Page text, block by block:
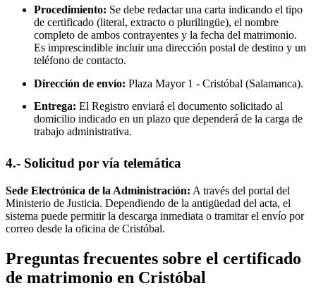
Procedimiento: Se debe redactar una carta indicando el tipo
de certificado (literal, extracto o plurilingüe), el nombre
completo de ambos contrayentes y la fecha del matrimonio.
Es imprescindible incluir una dirección postal de destino y un
teléfono de contacto.
Dirección de envío: Plaza Mayor 1 - Cristóbal (Salamanca).
Entrega: El Registro enviará el documento solicitado al
domicilio indicado en un plazo que dependerá de la carga de
trabajo administrativa.
4.- Solicitud por vía telemática
Sede Electrónica de la Administración: A través del portal del
Ministerio de Justicia. Dependiendo de la antigüedad del acta, el
sistema puede permitir la descarga inmediata o tramitar el envío por
correo desde la oficina de Cristóbal.
Preguntas frecuentes sobre el certificado
de matrimonio en Cristóbal